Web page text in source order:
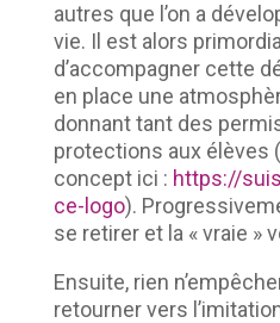
autres que l’on a
vie. Il est alors
d’accompagner cette
en place une
donnant tant des
protections aux élèves
concept ici : https://
ce-logo).
se retirer et la « vraie »
Ensuite, rien
retourner vers